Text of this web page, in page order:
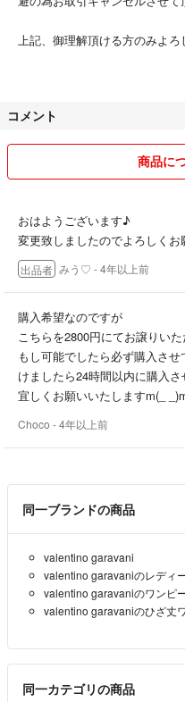
#miu_shop古着屋さん
ご理解いただける方のみのご購
上記、御理解頂ける方のみよろ
コメント
商品に
おはようございます♪
変更致しましたのでよろしく
出品者 みう♡ - 4年以上前
購入希望なのですが
こちらを2800円にてお譲りい
もし可能でしたら必ず購入さ
けましたら24時間以内に購入
宜しくお願いいたしますm(_
Choco - 4年以上前
同一ブランドの商品
valentino garavani
valentino garavaniのレディ
valentino garavaniのワンピ
valentino garavaniのひざ丈
同一カテゴリの商品